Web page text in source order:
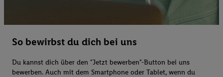
So bewirbst du dich bei uns
Du kannst dich über den "Jetzt bewerben"-Button bei uns
bewerben. Auch mit dem Smartphone oder Tablet, wenn du